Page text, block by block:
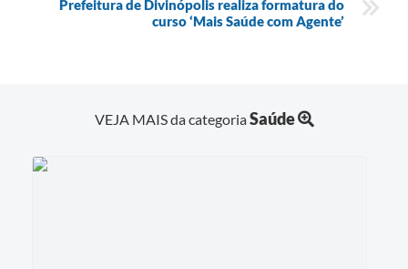
Prefeitura de Divinópolis realiza formatura do
curso ‘Mais Saúde com Agente’
VEJA MAIS da categoriaSaúde